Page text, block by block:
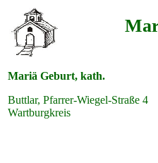
Mariä Geburt, kath.
Buttlar, Pfarrer-Wiegel-Straße 4
Wartburgkreis